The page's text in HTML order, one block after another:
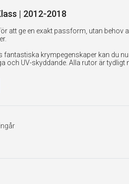
| 2012-2018
att ge en exakt passform, utan behov
krympegenskaper kan du
och UV-skyddande. Alla rutor är